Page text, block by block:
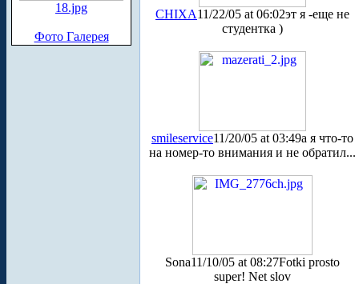
18.jpg
Фото Галерея
CHIXA11/22/05 at 06:02эт я -еще не
студентка )
smileservice11/20/05 at 03:49а я что-то
на номер-то внимания и не обратил...
Sona11/10/05 at 08:27Fotki prosto
super! Net slov